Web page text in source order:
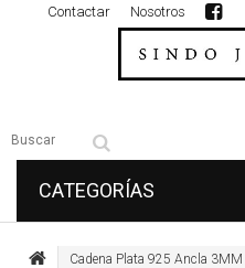
Nosotros
Contactar
CATEGORÍAS
Cadena Plata 925 Ancla 3MM